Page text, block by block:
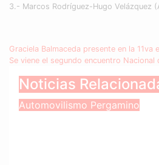
3.- Marcos Rodríguez-Hugo Velázquez
Navegación
de
entradas
Graciela Balmaceda presente en la 11va
Se viene el segundo encuentro Nacional
Noticias
Automovilismo Pergamino